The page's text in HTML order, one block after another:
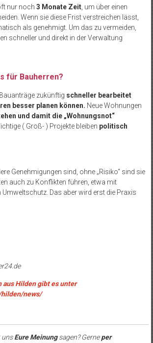
nur noch 3 Monate Zeit, um über einen
Wenn sie diese Frist verstreichen lässt,
als genehmigt. Um das zu vermeiden,
schneller und direkt in der Verwaltung
für Bauherren?
zukünftig schneller bearbeitet
besser planen können. Neue Wohnungen
und damit die „Wohnungsnot“
( Groß- ) Projekte bleiben politisch
Genehmigungen sind, ohne „Risiko“ sind sie
auch zu Konflikten führen, etwa mit
Das aber wird erst die Praxis
aus Hilden gibt es unter
hilden/news/
unsEure Meinungsagen? Gerneper